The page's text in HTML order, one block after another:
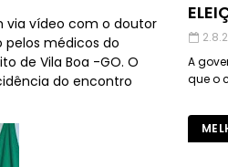
via vídeo com o doutor
médicos do
de Vila Boa -GO. O
do encontro
A
que o